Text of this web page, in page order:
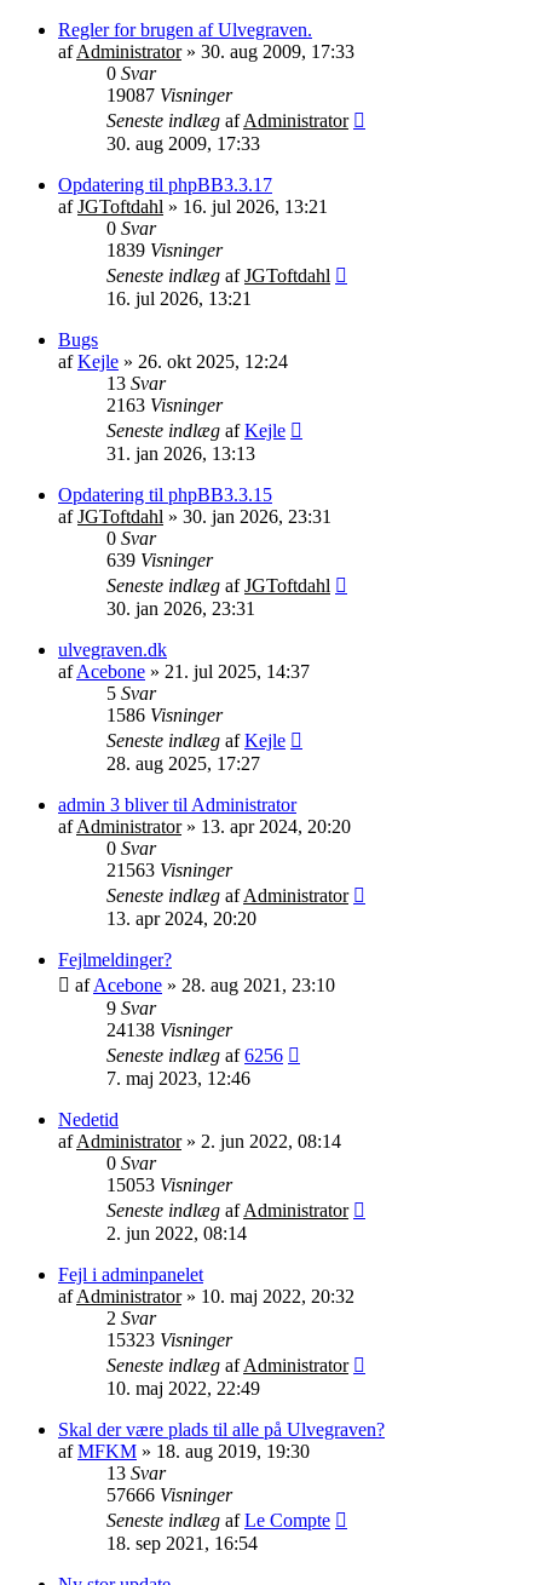
Regler for brugen af Ulvegraven.
afAdministrator» 30. aug 2009, 17:33
0 Svar
19087 Visninger
Seneste indlæg afAdministrator
30. aug 2009, 17:33
Opdatering til phpBB3.3.17
afJGToftdahl » 16. jul 2026, 13:21
0 Svar
1839 Visninger
Seneste indlæg afJGToftdahl
16. jul 2026, 13:21
Bugs
afKejle » 26. okt 2025, 12:24
13 Svar
2163 Visninger
Seneste indlæg afKejle
31. jan 2026, 13:13
Opdatering til phpBB3.3.15
afJGToftdahl » 30. jan 2026, 23:31
0 Svar
639 Visninger
Seneste indlæg afJGToftdahl
30. jan 2026, 23:31
ulvegraven.dk
afAcebone » 21. jul 2025, 14:37
5 Svar
1586 Visninger
Seneste indlæg afKejle
28. aug 2025, 17:27
admin 3 bliver til Administrator
afAdministrator» 13. apr 2024, 20:20
0 Svar
21563 Visninger
Seneste indlæg afAdministrator
13. apr 2024, 20:20
Fejlmeldinger?
afAcebone » 28. aug 2021, 23:10
9 Svar
24138 Visninger
Seneste indlæg af6256
7. maj 2023, 12:46
Nedetid
afAdministrator» 2. jun 2022, 08:14
0 Svar
15053 Visninger
Seneste indlæg afAdministrator
2. jun 2022, 08:14
Fejl i adminpanelet
afAdministrator» 10. maj 2022, 20:32
2 Svar
15323 Visninger
Seneste indlæg afAdministrator
10. maj 2022, 22:49
Skal der være plads til alle på Ulvegraven?
afMFKM » 18. aug 2019, 19:30
13 Svar
57666 Visninger
Seneste indlæg afLe Compte
18. sep 2021, 16:54